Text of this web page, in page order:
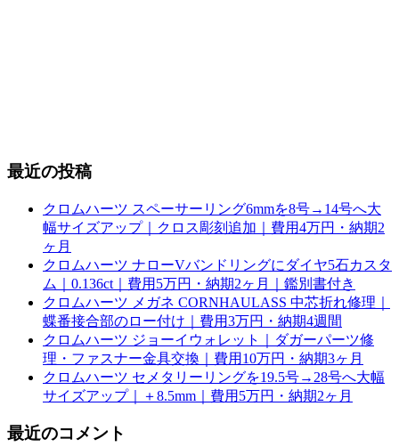
最近の投稿
クロムハーツ スペーサーリング6mmを8号→14号へ大
幅サイズアップ｜クロス彫刻追加｜費用4万円・納期2
ヶ月
クロムハーツ ナローVバンドリングにダイヤ5石カスタ
ム｜0.136ct｜費用5万円・納期2ヶ月｜鑑別書付き
クロムハーツ メガネ CORNHAULASS 中芯折れ修理｜
蝶番接合部のロー付け｜費用3万円・納期4週間
クロムハーツ ジョーイウォレット｜ダガーパーツ修
理・ファスナー金具交換｜費用10万円・納期3ヶ月
クロムハーツ セメタリーリングを19.5号→28号へ大幅
サイズアップ｜＋8.5mm｜費用5万円・納期2ヶ月
最近のコメント